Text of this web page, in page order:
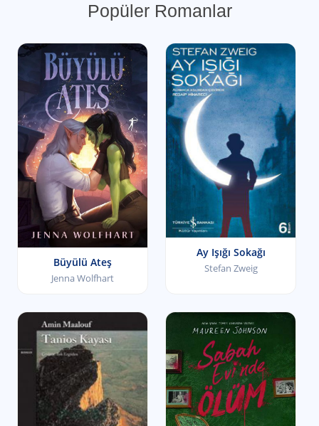
Popüler Romanlar
Büyülü Ateş
Jenna Wolfhart
Ay Işığı Sokağı
Stefan Zweig